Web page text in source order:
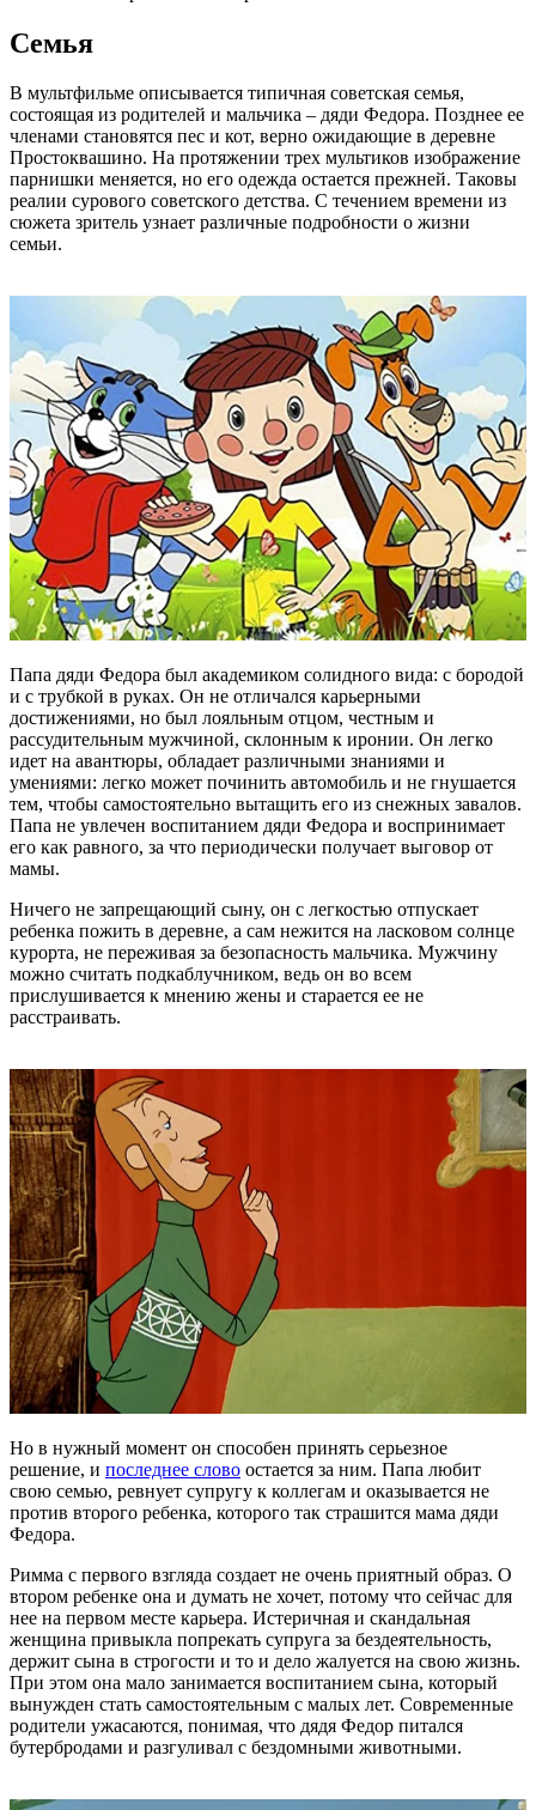
Семья
В мультфильме описывается типичная советская семья,
состоящая из родителей и мальчика – дяди Федора. Позднее ее
членами становятся пес и кот, верно ожидающие в деревне
Простоквашино. На протяжении трех мультиков изображение
парнишки меняется, но его одежда остается прежней. Таковы
реалии сурового советского детства. С течением времени из
сюжета зритель узнает различные подробности о жизни
семьи.
Папа дяди Федора был академиком солидного вида: с бородой
и с трубкой в руках. Он не отличался карьерными
достижениями, но был лояльным отцом, честным и
рассудительным мужчиной, склонным к иронии. Он легко
идет на авантюры, обладает различными знаниями и
умениями: легко может починить автомобиль и не гнушается
тем, чтобы самостоятельно вытащить его из снежных завалов.
Папа не увлечен воспитанием дяди Федора и воспринимает
его как равного, за что периодически получает выговор от
мамы.
Ничего не запрещающий сыну, он с легкостью отпускает
ребенка пожить в деревне, а сам нежится на ласковом солнце
курорта, не переживая за безопасность мальчика. Мужчину
можно считать подкаблучником, ведь он во всем
прислушивается к мнению жены и старается ее не
расстраивать.
Но в нужный момент он способен принять серьезное
решение, и последнее слово остается за ним. Папа любит
свою семью, ревнует супругу к коллегам и оказывается не
против второго ребенка, которого так страшится мама дяди
Федора.
Римма с первого взгляда создает не очень приятный образ. О
втором ребенке она и думать не хочет, потому что сейчас для
нее на первом месте карьера. Истеричная и скандальная
женщина привыкла попрекать супруга за бездеятельность,
держит сына в строгости и то и дело жалуется на свою жизнь.
При этом она мало занимается воспитанием сына, который
вынужден стать самостоятельным с малых лет. Современные
родители ужасаются, понимая, что дядя Федор питался
бутербродами и разгуливал с бездомными животными.